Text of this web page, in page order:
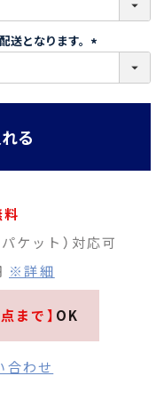
となります。
必
る
パケット）対応可
※詳細
まで】 OK
合わせ